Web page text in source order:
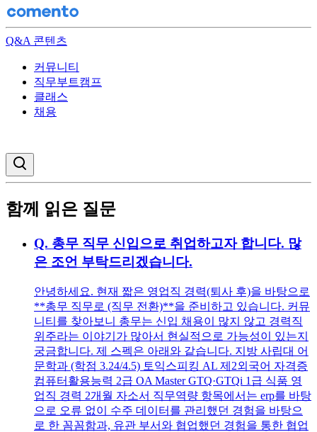
Q&A 콘텐츠
커뮤니티
직무부트캠프
클래스
채용
함께 읽은 질문
Q. 총무 직무 신입으로 취업하고자 합니다. 많
은 조언 부탁드리겠습니다.
안녕하세요. 현재 짧은 영업직 경력(퇴사 후)을 바탕으로
**총무 직무로 (직무 전환)**을 준비하고 있습니다. 커뮤
니티를 찾아보니 총무는 신입 채용이 많지 않고 경력직
위주라는 이야기가 많아서 현실적으로 가능성이 있는지
궁금합니다. 제 스펙은 아래와 같습니다. 지방 사립대 어
문학과 (학점 3.24/4.5) 토익스피킹 AL 제2외국어 자격증
컴퓨터활용능력 2급 OA Master GTQ·GTQi 1급 식품 영
업직 경력 2개월 자소서 직무역량 항목에서는 erp를 바탕
으로 오류 없이 수주 데이터를 관리했던 경험을 바탕으
로 한 꼼꼼함과, 유관 부서와 협업했던 경험을 통한 협업